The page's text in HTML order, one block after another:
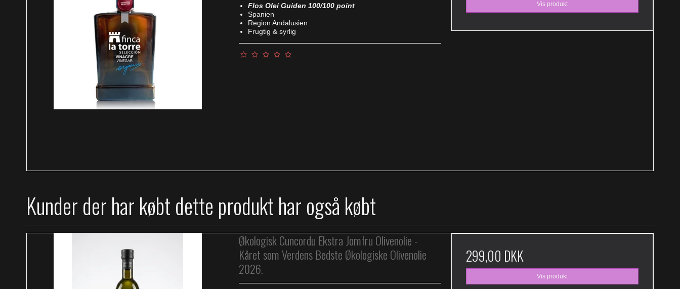
Flos Olei Guiden 100/100 point
Spanien
Region Andalusien
Frugtig & syrlig
Vis produkt
Kunder der har købt dette produkt har også købt
Økologisk Cuncordu Ekstra Jomfru Olivenolie -
Kåret som Verdens Bedste Økologiske Olivenolie
2026.
299,00 DKK
Vis produkt